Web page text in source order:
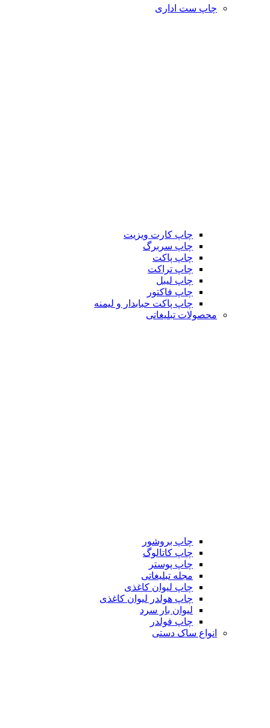
چاپ ست اداری
چاپ کارت ویزیت
چاپ سربرگ
چاپ پاکت
چاپ تراکت
چاپ لیبل
چاپ فاکتور
چاپ پاکت حبابدار و لیمنه
محصولات تبلیغاتی
چاپ بروشور
چاپ کاتالوگ
چاپ پوستر
مجله تبلیغاتی
چاپ لیوان کاغذی
چاپ هولدر لیوان کاغذی
لیوان بار سرد
چاپ فولدر
انواع ساک دستی